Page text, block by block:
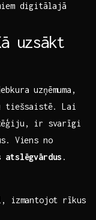
digitālajā
uzsākt
uzņēmuma,
tiešsaistē. Lai
ir svarīgi
⁤Viens no
.
izmantojot rīkus